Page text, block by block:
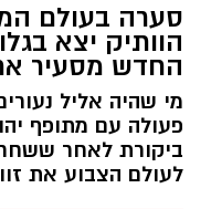
סערה בעולם
הוותיק יצא
החדש מסעיר
מי שהיה אליל
פעולה עם מתופף
ביקורת לאחר
לעולם הצבוע את